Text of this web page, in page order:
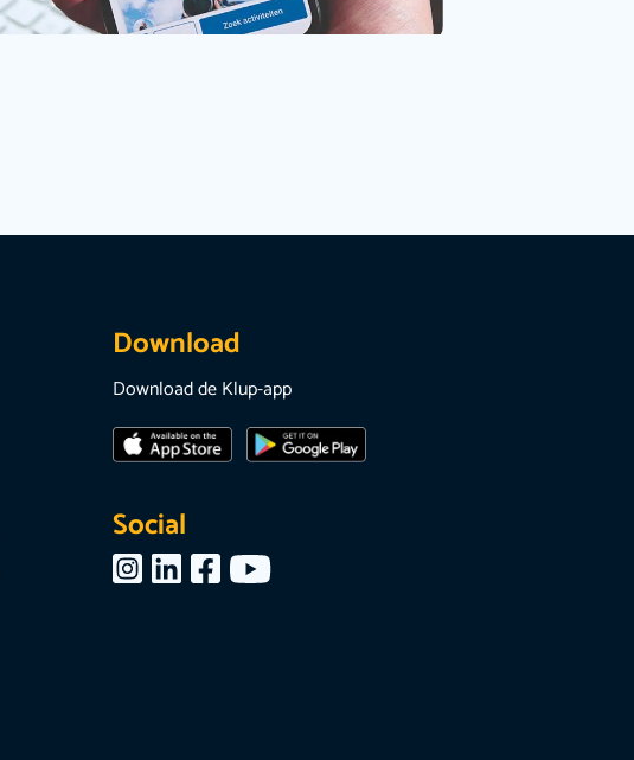
Download
Download de Klup-app
Social